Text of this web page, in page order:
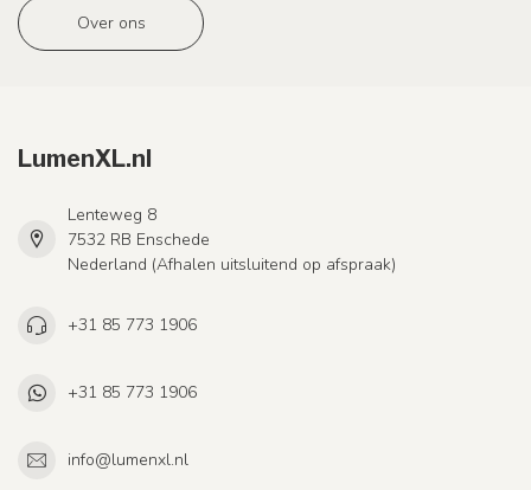
Over ons
LumenXL.nl
Lenteweg 8
7532 RB Enschede
Nederland (Afhalen uitsluitend op afspraak)
+31 85 773 1906
+31 85 773 1906
info@lumenxl.nl